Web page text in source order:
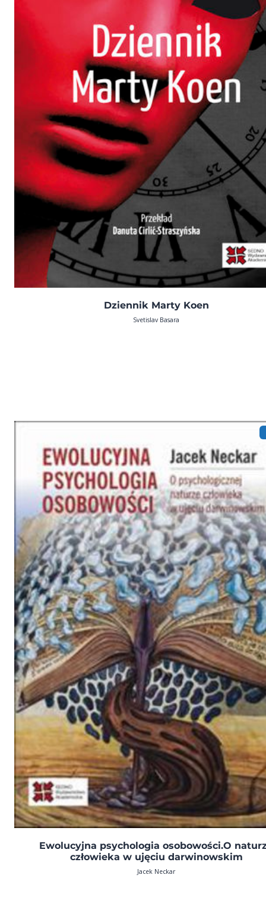
Dziennik Marty Koen
Svetislav Basara
Ewolucyjna psychologia osobowości.O
człowieka w ujęciu darwinowskim
Jacek Neckar